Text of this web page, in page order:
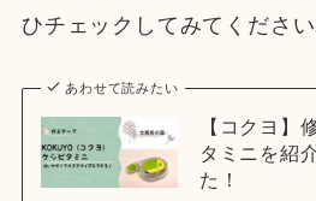
ひチェックしてみてください
あわせて読みたい
【コクヨ】
タミニを紹
た！